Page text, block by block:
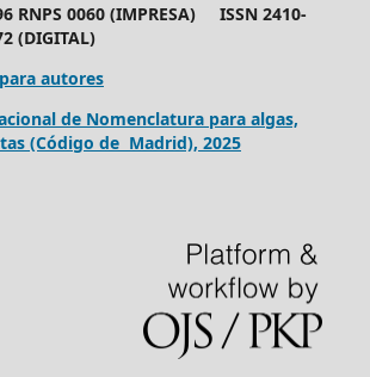
RNPS 0060 (IMPRESA) ISSN 2410-
(DIGITAL)
autores
de Nomenclatura para algas,
(Código de Madrid), 2025